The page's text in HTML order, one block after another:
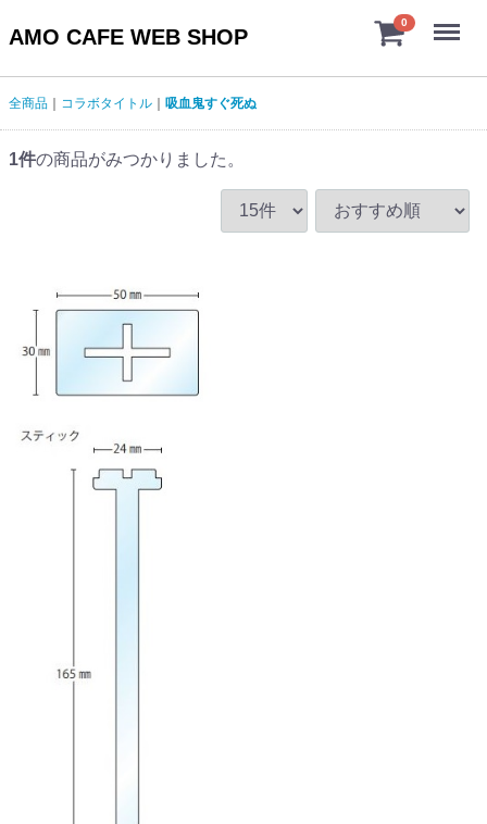
AMO CAFE WEB SHOP
0 Menu
全商品 コラボタイトル 吸血鬼すぐ死ぬ
1件の商品がみつかりました。